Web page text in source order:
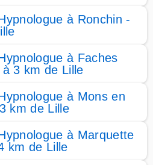
à Ronchin -
à Faches
3 km de Lille
à Mons en
km de Lille
à Marquette
km de Lille